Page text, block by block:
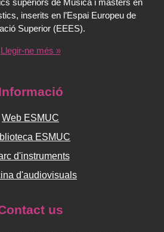
superiors de Música i màsters en
inserits en l’Espai Europeu de
Superior (EEES).
Llegir-ne més »
Web ESMUC
ESMUC
d'instruments
d'audiovisuals
us